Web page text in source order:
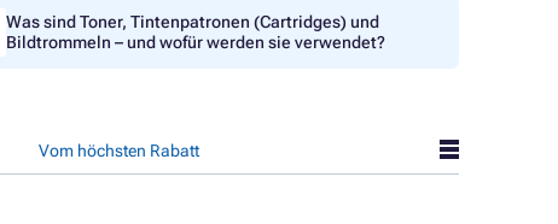
Was sind Toner, Tintenpatronen (Cartridges) und
Bildtrommeln – und wofür werden sie verwendet?
Vom höchsten Rabatt